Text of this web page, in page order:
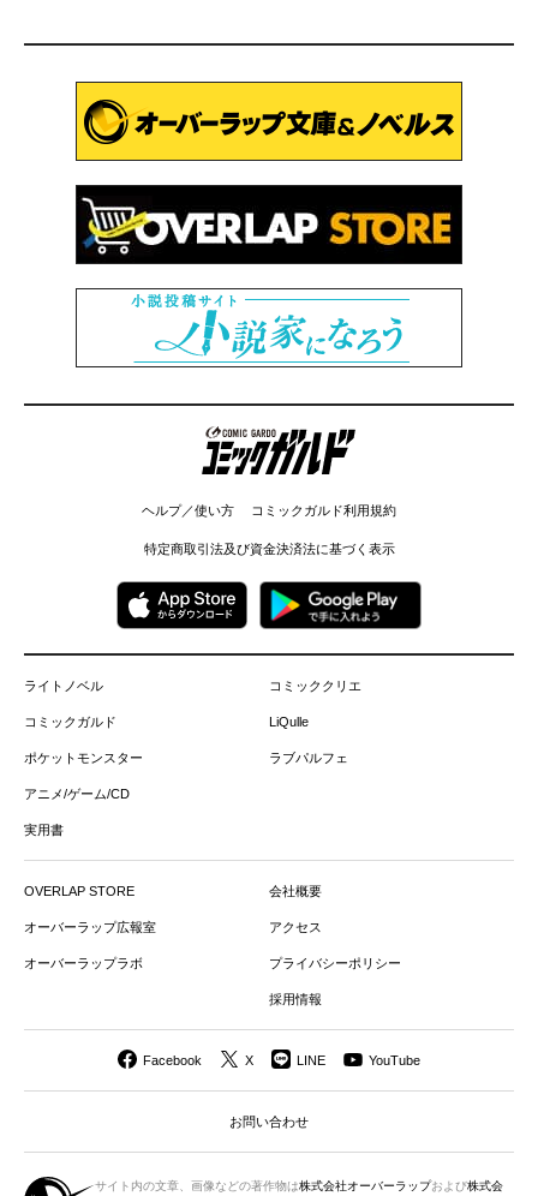
コミックガルド
ヘルプ／使い方 コミックガルド利用規約
特定商取引法及び資金決済法に基づく表示
ライトノベル
コミックガルド
ポケットモンスター
アニメ/ゲーム/CD
実用書
コミッククリエ
LiQulle
ラブパルフェ
OVERLAP STORE
オーバーラップ広報室
オーバーラップラボ
会社概要
アクセス
プライバシーポリシー
採用情報
Facebook X LINE YouTube
お問い合わせ
サイト内の文章、画像などの著作物は株式会社オーバーラップおよび株式会